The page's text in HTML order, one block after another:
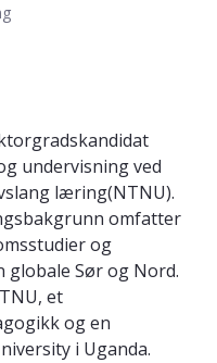
undervisning ved
læring(NTNU).
omfatter
og
globale Sør og Nord.
et
og en
i Uganda.